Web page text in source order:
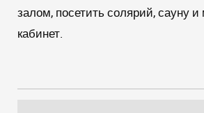
залом, посетить солярий, сауну
кабинет.